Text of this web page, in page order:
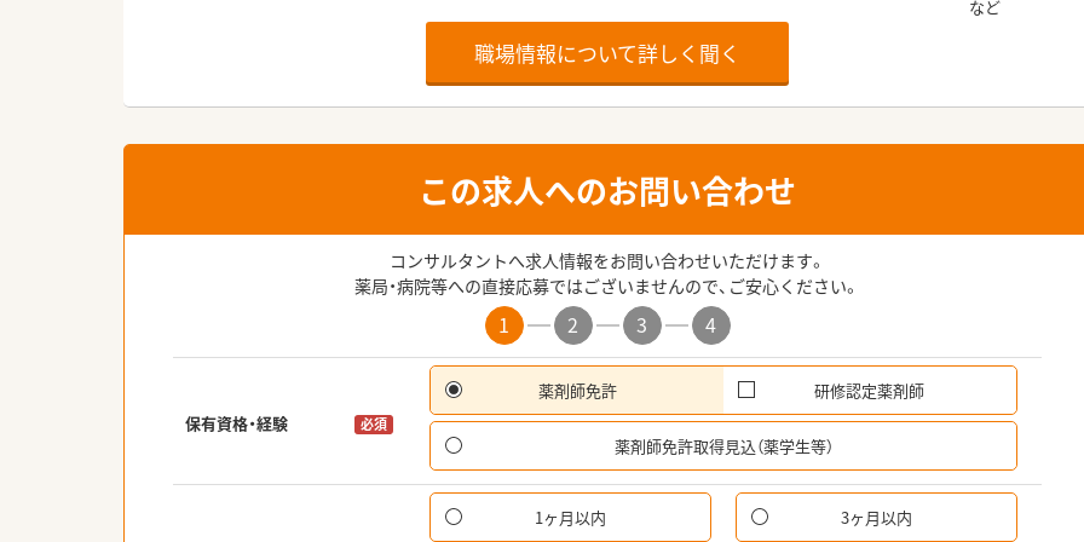
職場情報について詳しく聞く
この求人へのお問い合わせ
コンサルタントへ求人情報をお問い合わせいただけます。
薬局・病院等への直接応募ではございませんので、ご安心ください。
1 2 3 4
保有資格・経験 必須
薬剤師免許 研修認定薬剤師
薬剤師免許取得見込（薬学生等）
1ヶ月以内 3ヶ月以内